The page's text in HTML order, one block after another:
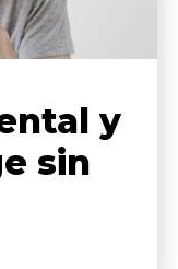
y
sin